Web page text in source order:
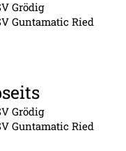
Grödig
Guntamatic Ried
Grödig
Guntamatic Ried